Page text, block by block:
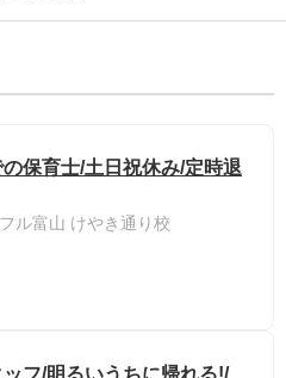
保育⼠/土日祝休み/定時退
ル富山 けやき通り校
フ/明るいうちに帰れる!/